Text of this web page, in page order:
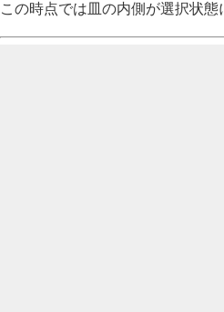
この時点では皿の内側が選択状態